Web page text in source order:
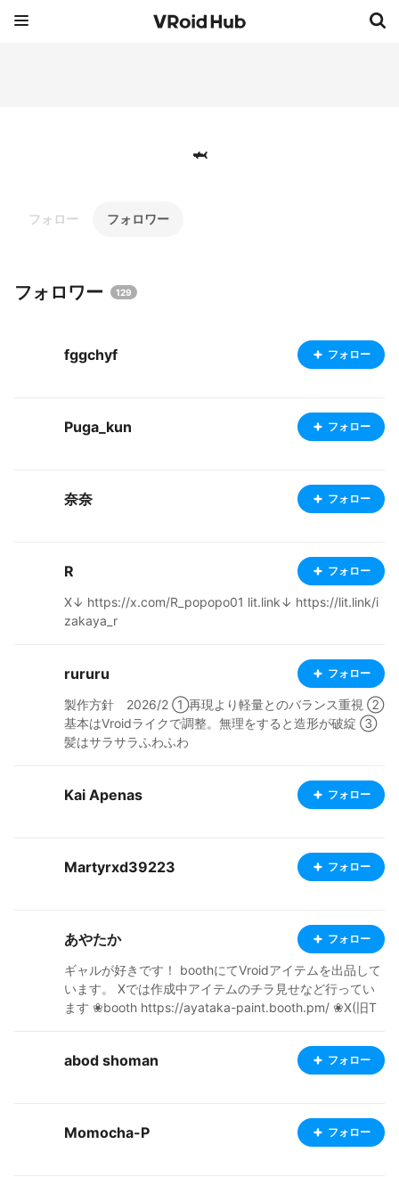
🦈
フォロー フォロワー
フォロワー 129
fggchyf フォロー
Puga_kun フォロー
奈奈 フォロー
R フォロー
X↓ https://x.com/R_popopo01 lit.link↓ https://lit.link/i
zakaya_r
rururu フォロー
製作方針 2026/2 ①再現より軽量とのバランス重視 ②
基本はVroidライクで調整。無理をすると造形が破綻 ③
髪はサラサラふわふわ
Kai Apenas フォロー
Martyrxd39223 フォロー
あやたか フォロー
ギャルが好きです！ boothにてVroidアイテムを出品して
います。 Xでは作成中アイテムのチラ見せなど行ってい
ます ❀booth https://ayataka-paint.booth.pm/ ❀X(旧T
abod shoman フォロー
Momocha-P フォロー